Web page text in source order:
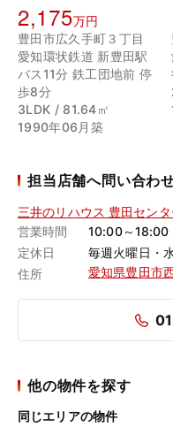
2,175万円
豊田市広久手町３丁目
愛知環状鉄道 新豊田駅
バス11分 鉄工団地前 停
歩8分
3LDK / 81.64㎡
1990年06月築
担当店舗へ問い合わ
三井のリハウス 豊田センタ
営業時間
10:00～18:00
定休日
毎週火曜日・
住所
愛知県豊田市
他の物件を探す
同じエリアの物件